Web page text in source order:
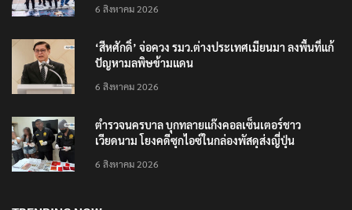
ปัญหามลพิษข้ามแดน
6 สิงหาคม 2026
เวียดนาม โยงคดีซุกไอซ์ในกล่องพัสดุส่งญี่ปุ่น
6 สิงหาคม 2026